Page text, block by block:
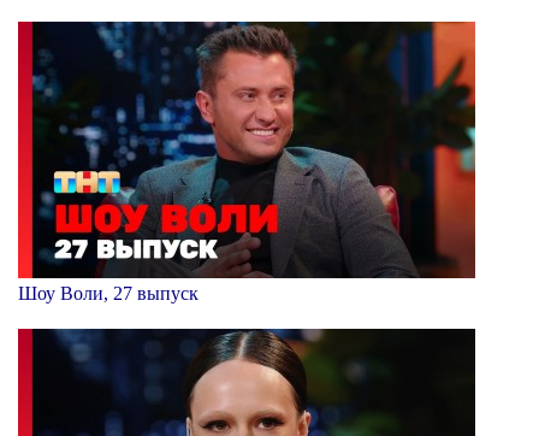
Шоу Воли, 27 выпуск